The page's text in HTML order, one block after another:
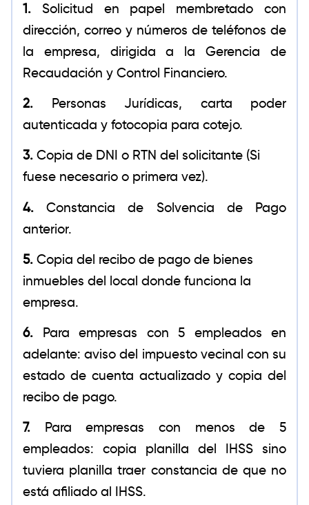
1. Solicitud en papel membretado con
dirección, correo y números de teléfonos de
la empresa, dirigida a la Gerencia de
Recaudación y Control Financiero.
2. Personas Jurídicas, carta poder
autenticada y fotocopia para cotejo.
3. Copia de DNI o RTN del solicitante (Si
fuese necesario o primera vez).
4.Constancia de Solvencia de Pago
anterior.
5. Copia del recibo de pago de bienes
inmuebles del local donde funciona la
empresa.
6. Para empresas con 5 empleados en
adelante: aviso del impuesto vecinal con su
estado de cuenta actualizado y copia del
recibo de pago.
7. Para empresas con menos de 5
empleados: copia planilla del IHSS sino
tuviera planilla traer constancia de que no
está afiliado al IHSS.